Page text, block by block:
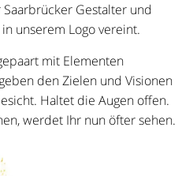
Gestalter und
in unserem Logo vereint.
mit Elementen
den Zielen und Visionen
Haltet die Augen offen.
werdet Ihr nun öfter sehen.